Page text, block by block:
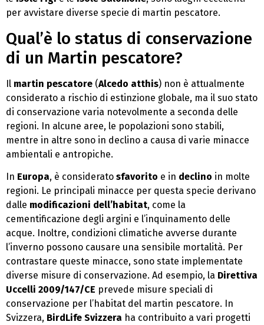
per avvistare diverse specie di martin pescatore.
Qual’è lo status di conservazione
di un Martin pescatore?
Il martin pescatore (Alcedo atthis) non è attualmente
considerato a rischio di estinzione globale, ma il suo stato
di conservazione varia notevolmente a seconda delle
regioni. In alcune aree, le popolazioni sono stabili,
mentre in altre sono in declino a causa di varie minacce
ambientali e antropiche.
In Europa, è considerato sfavorito e in declino in molte
regioni. Le principali minacce per questa specie derivano
dalle modificazioni dell’habitat, come la
cementificazione degli argini e l’inquinamento delle
acque. Inoltre, condizioni climatiche avverse durante
l’inverno possono causare una sensibile mortalità. Per
contrastare queste minacce, sono state implementate
diverse misure di conservazione. Ad esempio, la Direttiva
Uccelli 2009/147/CE prevede misure speciali di
conservazione per l’habitat del martin pescatore. In
Svizzera, BirdLife Svizzera ha contribuito a vari progetti